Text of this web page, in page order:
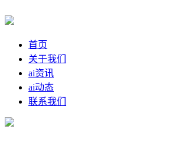
首页
关于我们
ai资讯
ai动态
联系我们